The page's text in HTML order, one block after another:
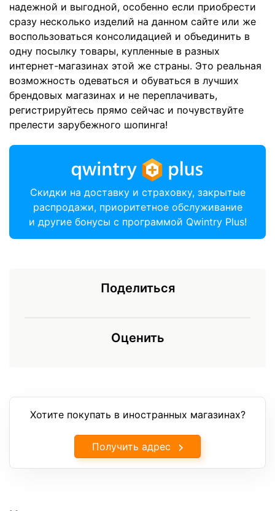
надежной и выгодной, особенно если приобрести
сразу несколько изделий на данном сайте или же
воспользоваться консолидацией и объединить в
одну посылку товары, купленные в разных
интернет-магазинах этой же страны. Это реальная
возможность одеваться и обуваться в лучших
брендовых магазинах и не переплачивать,
регистрируйтесь прямо сейчас и почувствуйте
прелести зарубежного шопинга!
Скидки на доставку и страховку, закрытые
распродажи, приоритетное обслуживание
и другие бонусы с программой Qwintry Plus!
Поделиться
Оценить
Хотите покупать в иностранных магазинах?
Получить адрес